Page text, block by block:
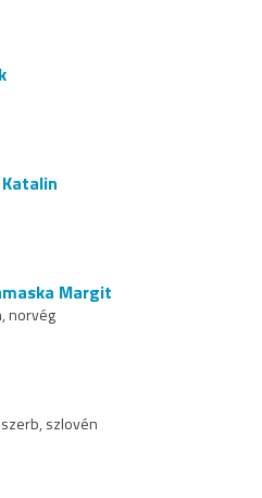
Margit
norvég
szlovén